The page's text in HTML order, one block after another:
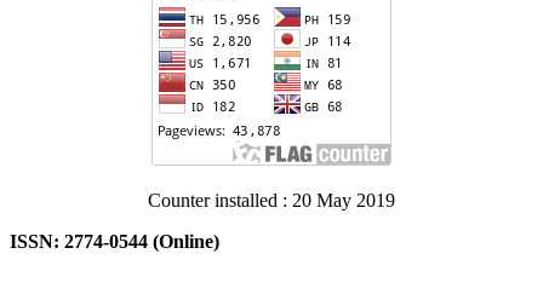
Counter installed : 20 May 2019
ISSN: 2774-0544 (Online)